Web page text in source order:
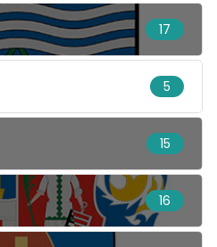
17
5
15
16